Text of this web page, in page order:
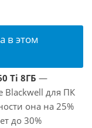
в этом
Ti 8ГБ —
Blackwell для ПК
она на 25%
до 30%